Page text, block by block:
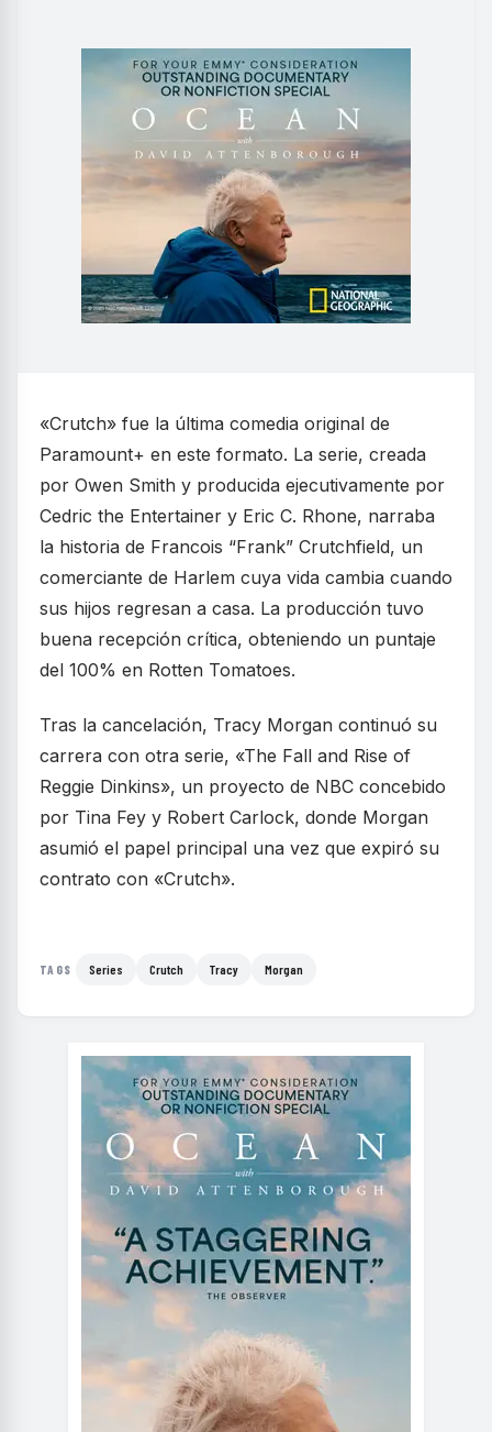
«Crutch» fue la última comedia original de
Paramount+ en este formato. La serie, creada
por Owen Smith y producida ejecutivamente por
Cedric the Entertainer y Eric C. Rhone, narraba
la historia de Francois “Frank” Crutchfield, un
comerciante de Harlem cuya vida cambia cuando
sus hijos regresan a casa. La producción tuvo
buena recepción crítica, obteniendo un puntaje
del 100% en Rotten Tomatoes.
Tras la cancelación, Tracy Morgan continuó su
carrera con otra serie, «The Fall and Rise of
Reggie Dinkins», un proyecto de NBC concebido
por Tina Fey y Robert Carlock, donde Morgan
asumió el papel principal una vez que expiró su
contrato con «Crutch».
TAGS Series Crutch Tracy Morgan